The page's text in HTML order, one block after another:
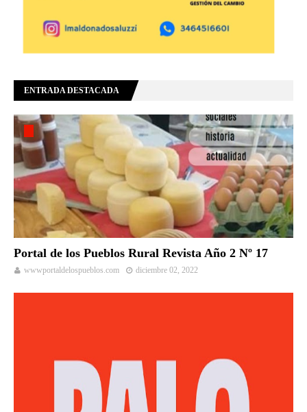
ENTRADA DESTACADA
Portal de los Pueblos Rural Revista Año 2 Nº 17
wwwportaldelospueblos.com diciembre 02, 2022